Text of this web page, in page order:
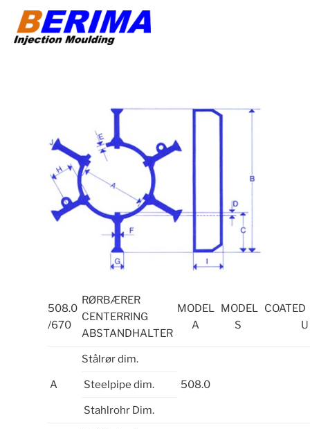
508.0
/670
RØRBÆRER
CENTERRING
ABSTANDHALTER
MODEL
A
MODEL
S
U
A
Stålrør dim.
508.0
Steelpipe dim.
Stahlrohr Dim.